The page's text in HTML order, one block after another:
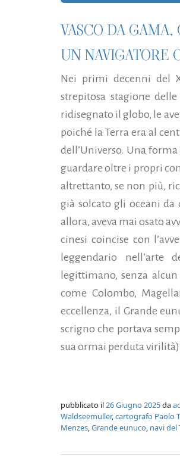
VASCO DA
UN NAVIGATORE
Nei primi decenni del
strepitosa stagione
ridisegnato il globo, le
poiché la Terra era al
dell’Universo. Una
guardare oltre i propri
altrettanto, se non più,
già solcato gli oceani da
allora, aveva mai osato
cinesi coincise con
leggendario nell’arte
legittimano, senza
come Colombo,
eccellenza, il Grande
scrigno che portava
sua ormai perduta virilità)
pubblicato il26 Giugno 2025da
Waldseemuller,cartografo Paolo
Menzes,Grande eunuco, navi del